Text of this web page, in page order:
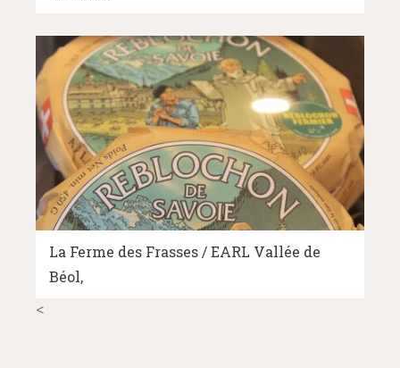
La Ferme des Frasses / EARL Vallée de
Béol
<